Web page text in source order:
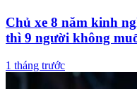
Chủ xe 8 năm kinh
thì 9 người không
1 tháng trước